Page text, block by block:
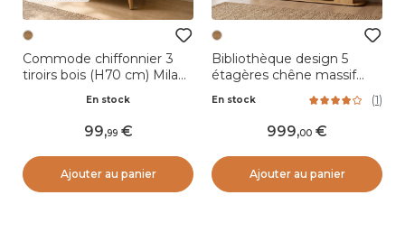
Commode chiffonnier 3
tiroirs bois (H70 cm) Mila
En stock
99,99
Ajouter au panier
Bibliothèque design 5
étagères chêne massif
Naturel
En stock (1)
999,00
Ajouter au panier